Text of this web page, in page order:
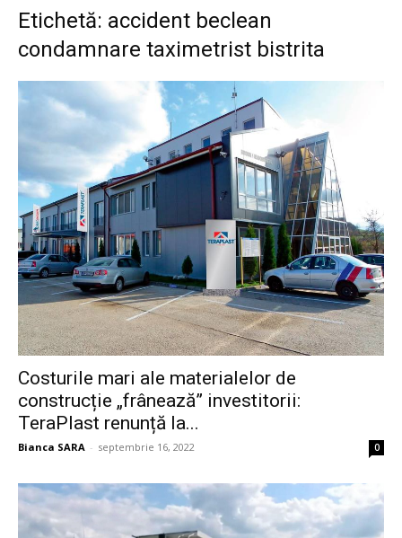
Etichetă: accident beclean
condamnare taximetrist bistrita
Costurile mari ale materialelor de
construcție „frânează” investitorii:
TeraPlast renunță la...
Bianca SARA - septembrie 16, 2022 0